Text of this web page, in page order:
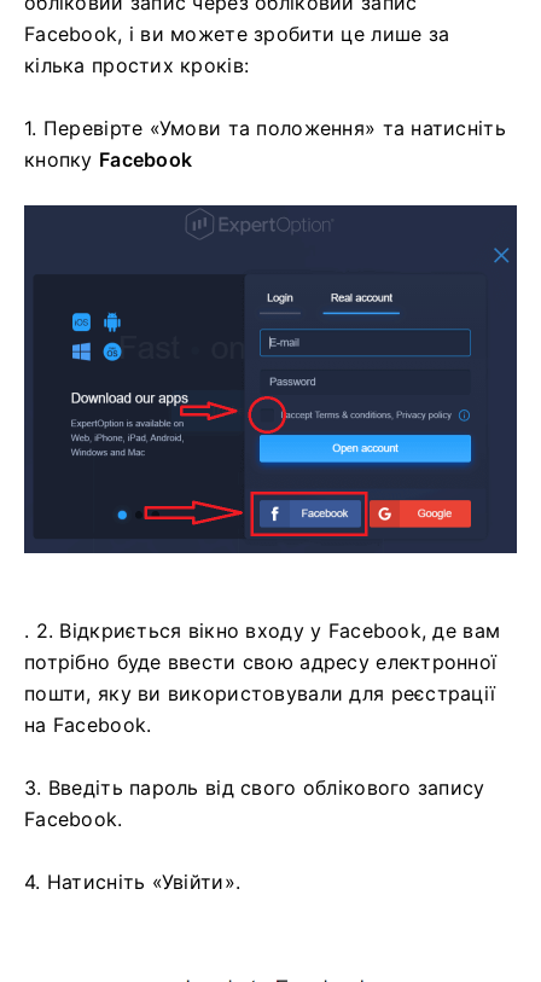
Facebook, і ви можете зробити це лише за
кілька простих кроків:
1. Перевірте «Умови та положення» та натисніть
кнопку Facebook
. 2. Відкриється вікно входу у Facebook, де вам
потрібно буде ввести свою адресу електронної
пошти, яку ви використовували для реєстрації
на Facebook.
3. Введіть пароль від свого облікового запису
Facebook.
4. Натисніть «Увійти».